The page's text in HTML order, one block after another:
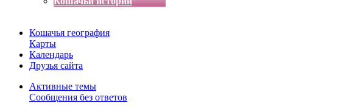
Кошачья география
Карты
Календарь
Друзья сайта
Активные темы
Сообщения без ответов